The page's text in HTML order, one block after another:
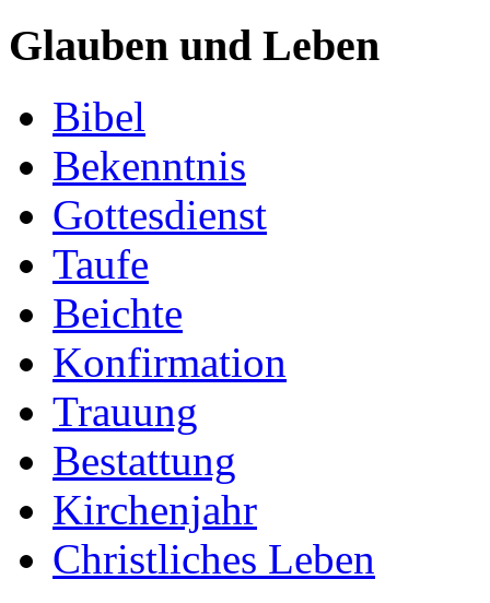
Glauben und Leben
Bibel
Bekenntnis
Gottesdienst
Taufe
Beichte
Konfirmation
Trauung
Bestattung
Kirchenjahr
Christliches Leben